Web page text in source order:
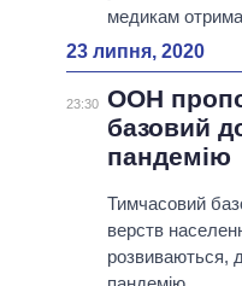
медикам
23 липня, 2020
23:30 ООН
базовий
пандемію
Тимчасовий
верств
розвиваються,